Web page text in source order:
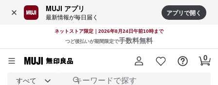
MUJI アプリ
最新情報が毎日届く アプリで開く
ネットストア限定｜2026年8月24日午前10時まで
つど後払いが期間限定で手数料無料
すべて